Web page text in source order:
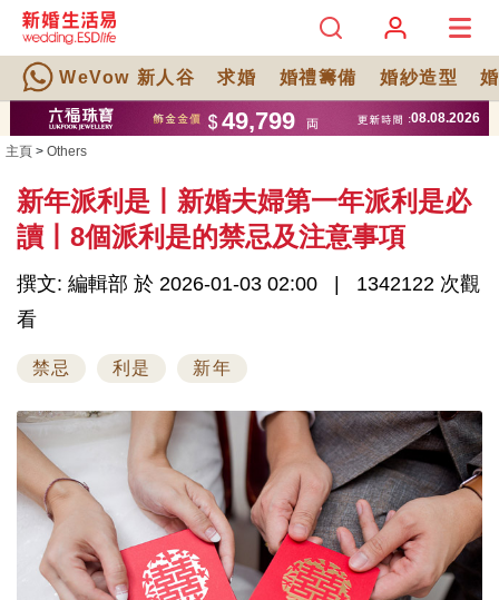
WeVow 新人谷 求婚 婚禮籌備 婚紗造型
主頁 > Others
新年派利是丨新婚夫婦第一年派利是必
讀丨8個派利是的禁忌及注意事項
撰文: 編輯部 於 2026-01-03 02:00
1342122 次觀
看
禁忌 利是 新年